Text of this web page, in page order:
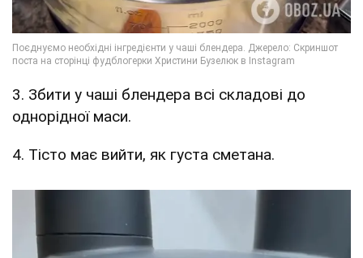
3. Збити у чаші блендера всі складові до
однорідної маси.
4. Тісто має вийти, як густа сметана.